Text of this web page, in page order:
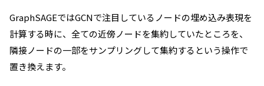
GraphSAGEではGCNで注目しているノードの埋め込み表現を
計算する時に、全ての近傍ノードを集約していたところを、
隣接ノードの一部をサンプリングして集約するという操作で
置き換えます。